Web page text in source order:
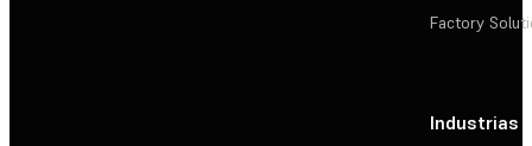
Factory
Industrias